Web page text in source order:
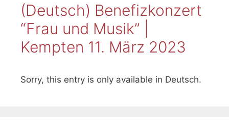
(Deutsch) Benefizkonzert
“Frau und Musik” |
Kempten 11. März 2023
Sorry, this entry is only available in Deutsch.